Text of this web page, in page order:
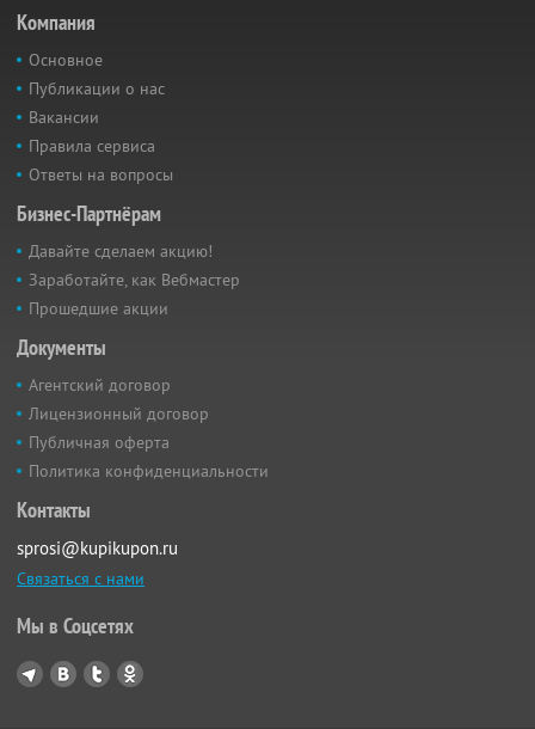
Компания
Основное
Публикации о нас
Вакансии
Правила сервиса
Ответы на вопросы
Бизнес-Партнёрам
Давайте сделаем акцию!
Заработайте, как Вебмастер
Прошедшие акции
Документы
Агентский договор
Лицензионный договор
Публичная оферта
Политика конфиденциальности
Контакты
sprosi@kupikupon.ru
Связаться с нами
Мы в Соцсетях